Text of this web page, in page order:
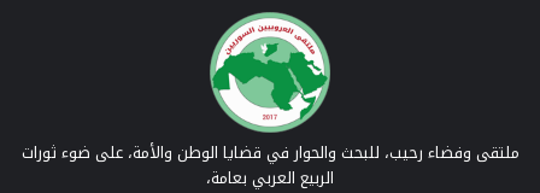
ملتقى وفضاء رحيب، للبحث والحوار في قضايا الوطن والأمة، على ضوء ثورات
الربيع العربي بعامة،